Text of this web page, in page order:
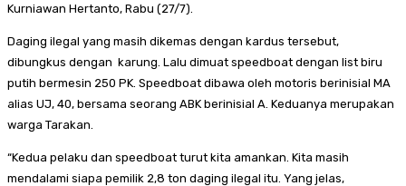
Kurniawan Hertanto, Rabu (27/7).
Daging ilegal yang masih dikemas dengan kardus tersebut,
dibungkus dengan karung. Lalu dimuat speedboat dengan list biru
putih bermesin 250 PK. Speedboat dibawa oleh motoris berinisial MA
alias UJ, 40, bersama seorang ABK berinisial A. Keduanya merupakan
warga Tarakan.
“Kedua pelaku dan speedboat turut kita amankan. Kita masih
mendalami siapa pemilik 2,8 ton daging ilegal itu. Yang jelas,